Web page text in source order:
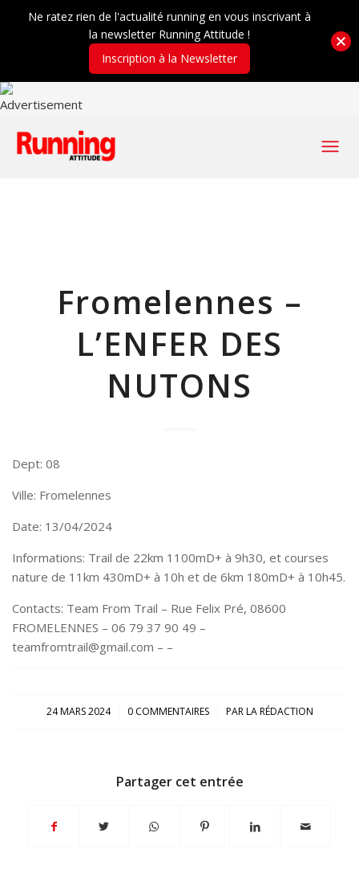
Fromelennes –
L’ENFER DES
NUTONS
Dept: 08
Ville: Fromelennes
Date: 13/04/2024
Informations: Trail de 22km 1100mD+ à 9h30, et courses
nature de 11km 430mD+ à 10h et de 6km 180mD+ à 10h45.
Contacts: Team From Trail – Rue Felix Pré, 08600
FROMELENNES – 06 79 37 90 49 –
teamfromtrail@gmail.com – –
24 MARS 2024
/ 0 COMMENTAIRES
/ PARLA RÉDACTION
Partager cet entrée
Ne ratez rien de l'actualité running en vous inscrivant à
la newsletter Running Attitude !
Inscription à la Newsletter